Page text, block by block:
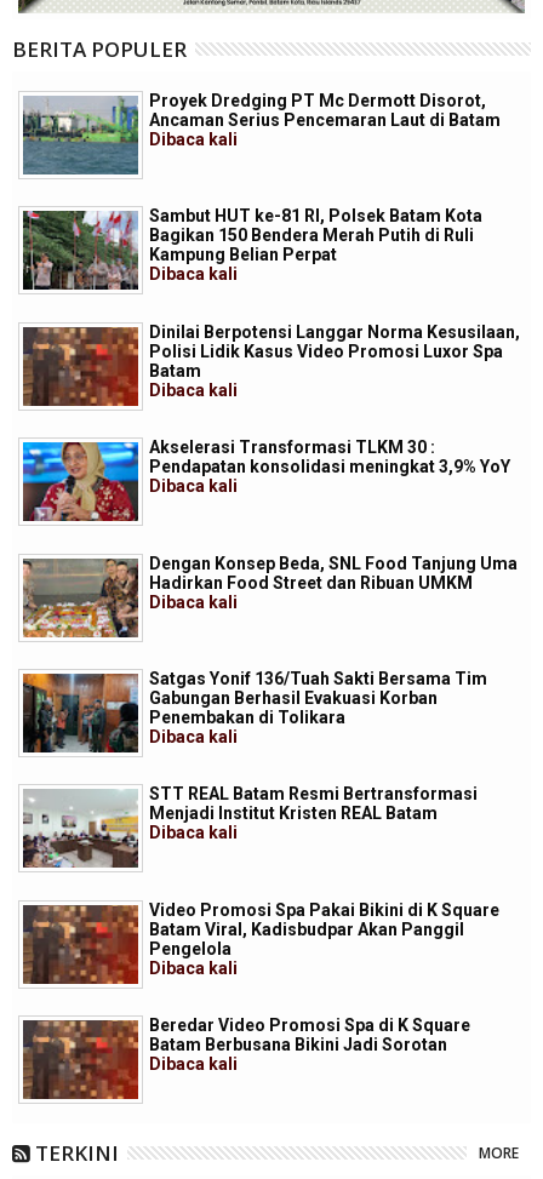
BERITA POPULER
Proyek Dredging PT Mc Dermott Disorot,
Ancaman Serius Pencemaran Laut di Batam
Dibaca kali
Sambut HUT ke-81 RI, Polsek Batam Kota
Bagikan 150 Bendera Merah Putih di Ruli
Kampung Belian Perpat
Dibaca kali
Dinilai Berpotensi Langgar Norma Kesusilaan,
Polisi Lidik Kasus Video Promosi Luxor Spa
Batam
Dibaca kali
Akselerasi Transformasi TLKM 30 :
Pendapatan konsolidasi meningkat 3,9% YoY
Dibaca kali
Dengan Konsep Beda, SNL Food Tanjung Uma
Hadirkan Food Street dan Ribuan UMKM
Dibaca kali
Satgas Yonif 136/Tuah Sakti Bersama Tim
Gabungan Berhasil Evakuasi Korban
Penembakan di Tolikara
Dibaca kali
STT REAL Batam Resmi Bertransformasi
Menjadi Institut Kristen REAL Batam
Dibaca kali
Video Promosi Spa Pakai Bikini di K Square
Batam Viral, Kadisbudpar Akan Panggil
Pengelola
Dibaca kali
Beredar Video Promosi Spa di K Square
Batam Berbusana Bikini Jadi Sorotan
Dibaca kali
TERKINI MORE